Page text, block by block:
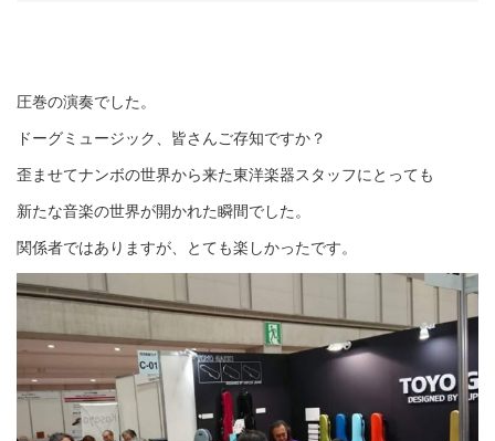
圧巻の演奏でした。
ドーグミュージック、皆さんご存知ですか？
歪ませてナンボの世界から来た東洋楽器スタッフにとっても
新たな音楽の世界が開かれた瞬間でした。
関係者ではありますが、とても楽しかったです。